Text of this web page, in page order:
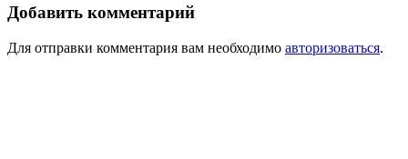
Добавить комментарий
Для отправки комментария вам необходимо авторизоваться.